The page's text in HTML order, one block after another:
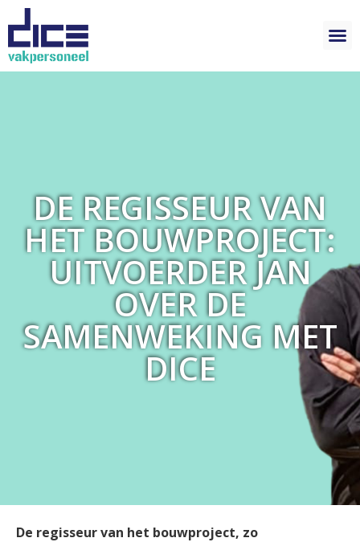
DE REGISSEUR VAN
HET BOUWPROJECT:
UITVOERDER JAN
OVER DE
SAMENWEKING MET
DICE
De regisseur van het bouwproject, zo